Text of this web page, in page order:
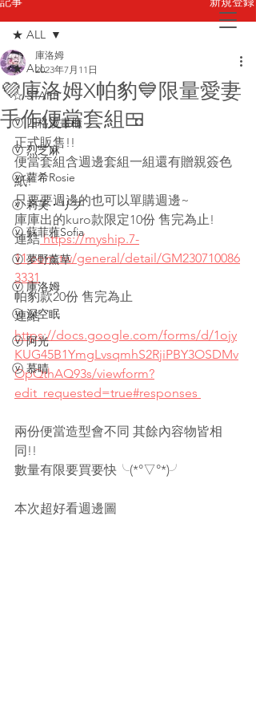
お問い合わせ
★ ALL
☆ STAFF
ⓥ 四格漫畫櫃
ⓥ 烈芝麻
ⓥ 蘿希Rosie
ⓥ 莉芙・リブ
ⓥ 蘇菲蕥Sofia
ⓥ 夢野薰草
ⓥ 庫洛姆
ⓥ 深空眠
ⓥ 阿光
ⓥ 慕晴
★ ALL
💜庫洛姆X帕豹💙限量愛妻
手作便當套組🍱
庫洛姆
2023年7月11日
正式販售!!
便當套組含週邊套組一組還有贈親簽色
紙!
只要要週邊的也可以單購週邊~
庫庫出的kuro款限定10份 售完為止!
連結 https://myship.7-
11.com.tw/general/detail/GM230710086
3331
帕豹款20份 售完為止
連結
https://docs.google.com/forms/d/1ojy
KUG45B1YmgLvsqmhS2RjiPBY3OSDMv
OpQthAQ93s/viewform?
edit_requested=true#responses
兩份便當造型會不同 其餘內容物皆相
同!!
數量有限要買要快╰(*°▽°*)╯
本次超好看週邊圖